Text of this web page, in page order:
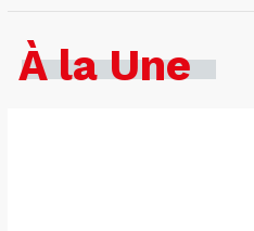
À la Une